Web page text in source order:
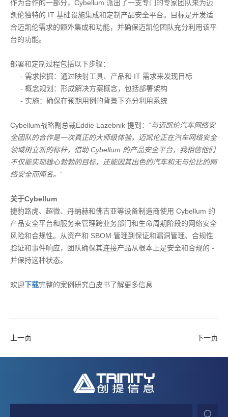
作为合作的一部分，Cybellum 派出了一支专门的专家团队来为迈
凯伦独特的 IT 基础设施集成和定制产品安全平台。目标是开发适
合迈凯伦需求的额外集成和功能，并确保迈凯伦团队充分利用该平
台的功能。
部署和定制过程包括以下步骤：
- 需求挖掘：通过映射工具、产品和 IT 需求来发现目标
- 概念规划：形成解决方案概念，包括部署架构
- 实施：确保在预期用例的背景下充分利用系统
Cybellum战略副总裁Eddie Lazebnik 提到：“与迈凯伦汽车网络安
全团队的合作是一次真正的大师级体验。迈凯伦正在汽车网络安全
领域树立新的标杆，借助 Cybellum 的产品安全平台，我相信他们
不仅能实现雄心勃勃的目标，还能因其出色的汽车和无与伦比的网
络安全而闻名。 ”
关于Cybellum
捷豹路虎、超微、丹纳赫和佛吉亚等设备制造商使用 Cybellum 的
产品安全平台和服务来管理跨业务部门和生命周期阶段的网络安全
风险和合规性。从资产和 SBOM 管理到保证和漏洞管理、合规性
验证和事件响应，团队确保其连接产品从根本上是安全和合规的 -
并保持这种状态。
欢迎下载完整的案例研究白皮书了解更多信息
上一页 下一页